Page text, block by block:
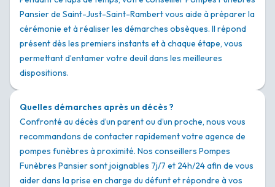
Pansier de Saint-Just-Saint-Rambert vous aide à préparer la
cérémonie et à réaliser les démarches obsèques. Il répond
présent dès les premiers instants et à chaque étape, vous
permettant d’entamer votre deuil dans les meilleures
dispositions.
Quelles démarches après un décès ?
Confronté au décès d’un parent ou d’un proche, nous vous
recommandons de contacter rapidement votre agence de
pompes funèbres à proximité. Nos conseillers Pompes
Funèbres Pansier sont joignables 7j/7 et 24h/24 afin de vous
aider dans la prise en charge du défunt et répondre à vos